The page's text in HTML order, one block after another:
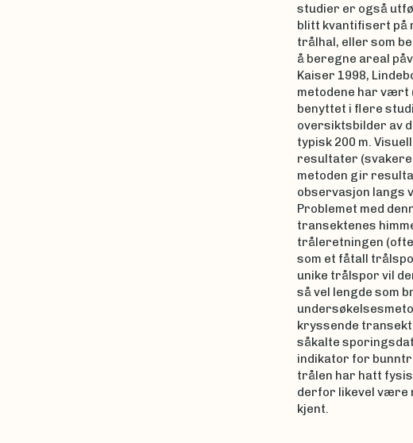
studier er også
blitt kvantifisert på
trålhal, eller som
å beregne areal
Kaiser 1998,
metodene har vært
benyttet i flere
oversiktsbilder av
typisk 200 m.
resultater (svakere
metoden gir
observasjon langs
Problemet med
transektenes
tråleretningen
som et fåtall
unike trålspor vil
så vel lengde som
kryssende
såkalte
indikator for
trålen har hatt
derfor likevel være
kjent.